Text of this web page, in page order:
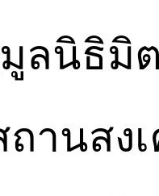
ลนิธิมิ
านสง